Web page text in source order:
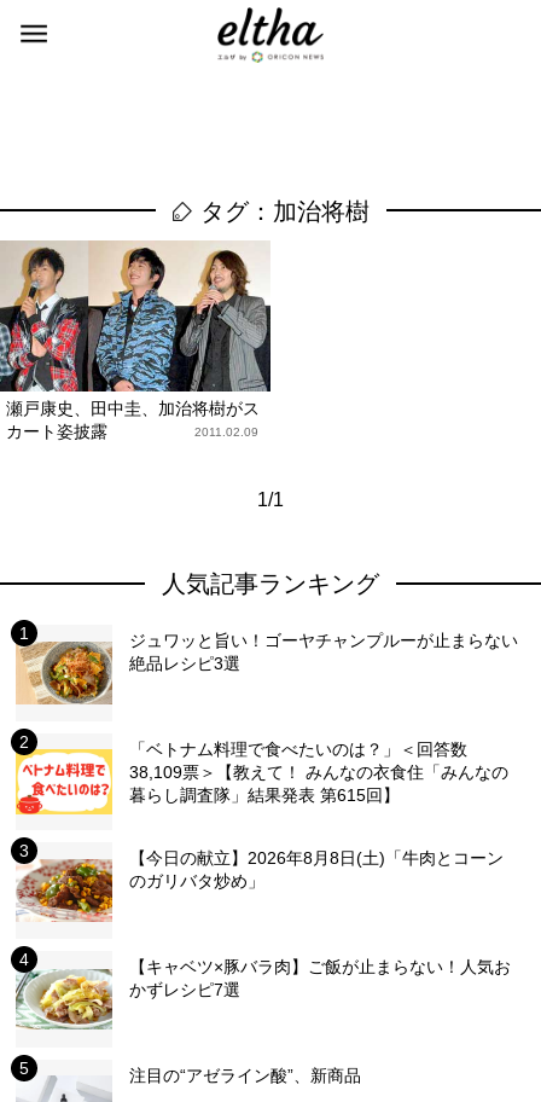
タグ：加治将樹
瀬戸康史、田中圭、加治将樹がス
カート姿披露
2011.02.09
1/1
人気記事ランキング
ジュワッと旨い！ゴーヤチャンプルーが止まらない
絶品レシピ3選
「ベトナム料理で食べたいのは？」＜回答数
38,109票＞【教えて！ みんなの衣食住「みんなの
暮らし調査隊」結果発表 第615回】
【今日の献立】2026年8月8日(土)「牛肉とコーン
のガリバタ炒め」
【キャベツ×豚バラ肉】ご飯が止まらない！人気お
かずレシピ7選
注目の“アゼライン酸”、新商品